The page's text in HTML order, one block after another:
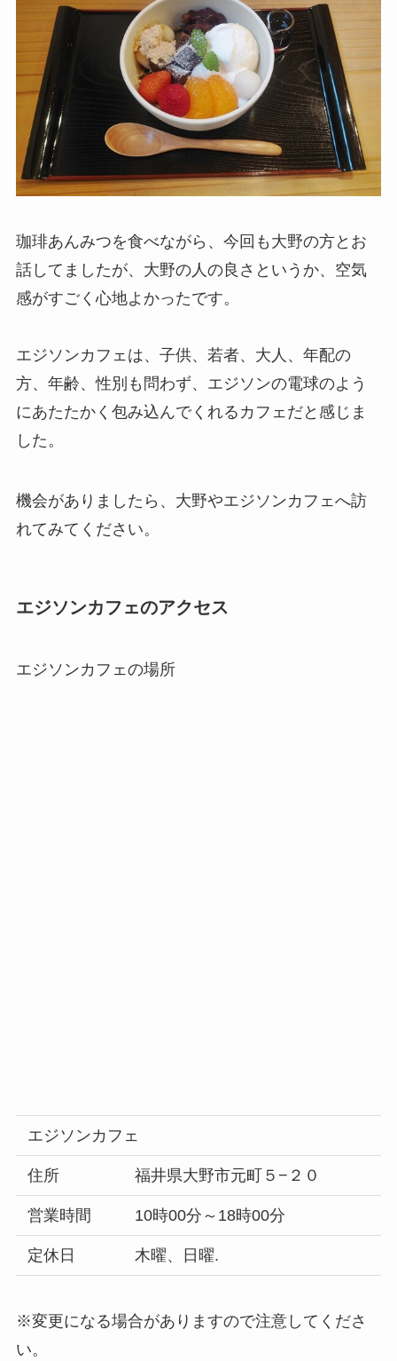
珈琲あんみつを食べながら、今回も大野の方とお
話してましたが、大野の人の良さというか、空気
感がすごく心地よかったです。
エジソンカフェは、子供、若者、大人、年配の
方、年齢、性別も問わず、エジソンの電球のよう
にあたたかく包み込んでくれるカフェだと感じま
した。
機会がありましたら、大野やエジソンカフェへ訪
れてみてください。
エジソンカフェのアクセス
エジソンカフェの場所
エジソンカフェ
住所 福井県大野市元町５−２０
営業時間 10時00分～18時00分
定休日 木曜、日曜.
※変更になる場合がありますので注意してくださ
い。